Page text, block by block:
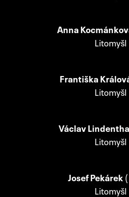
Anna
Litomyšl
Františka
Litomyšl
Václav
Litomyšl
Josef Pekárek
Litomyšl